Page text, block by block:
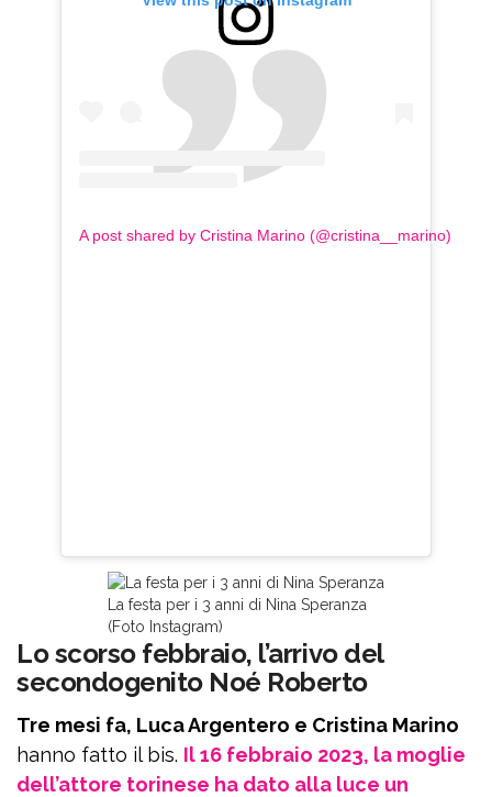
A post shared by Cristina Marino (@cristina__marino)
La festa per i 3 anni di Nina Speranza
(Foto Instagram)
Lo scorso febbraio, l’arrivo del
secondogenito Noé Roberto
Tre mesi fa, Luca Argentero e Cristina Marino
hanno fatto il bis. Il 16 febbraio 2023, la moglie
dell’attore torinese ha dato alla luce un